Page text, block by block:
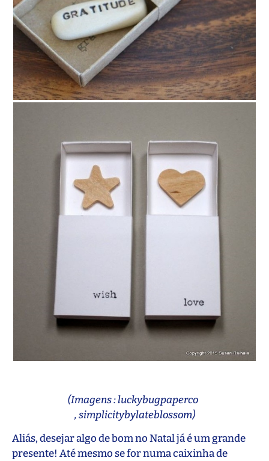
(Imagens : luckybugpaperco
, simplicitybylateblossom)
Aliás, desejar algo de bom no Natal já é um grande
presente! Até mesmo se for numa caixinha de